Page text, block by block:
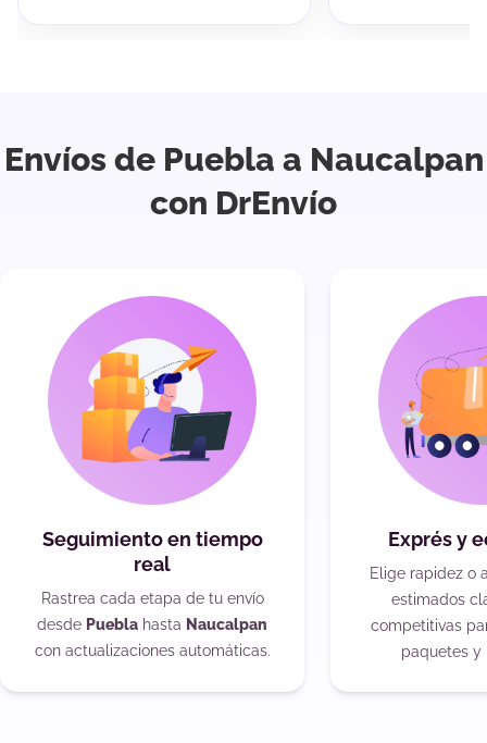
Envíos de Puebla a Naucalpan
con DrEnvío
Seguimiento en tiempo
real
Rastrea cada etapa de tu envío
desde Puebla hasta Naucalpan
con actualizaciones automáticas.
Exprés y
Elige rapidez o
estimados
competitivas
paquetes y